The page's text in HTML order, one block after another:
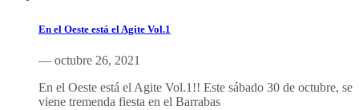
En el Oeste está el Agite Vol.1
— octubre 26, 2021
En el Oeste está el Agite Vol.1!! Este sábado 30 de octubre, se
viene tremenda fiesta en el Barrabas